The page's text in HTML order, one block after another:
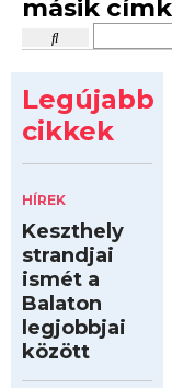
másik
Legújabb
cikkek
HÍREK
Keszthely
strandjai
ismét a
Balaton
legjobbjai
között